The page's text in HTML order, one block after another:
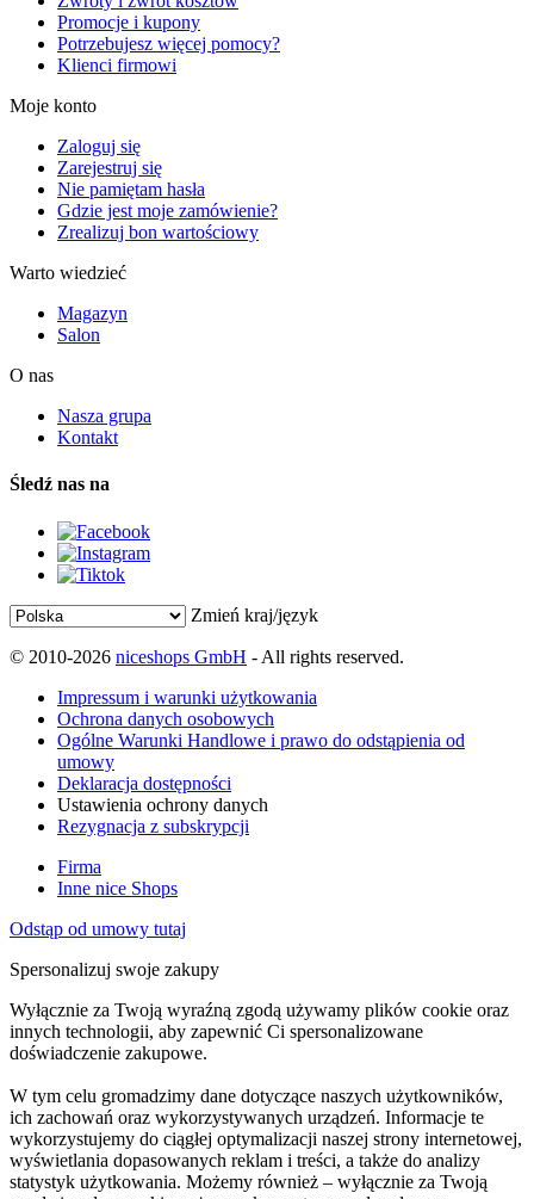
Promocje i kupony
Potrzebujesz więcej pomocy?
Klienci firmowi
Moje konto
Zaloguj się
Zarejestruj się
Nie pamiętam hasła
Gdzie jest moje zamówienie?
Zrealizuj bon wartościowy
Warto wiedzieć
Magazyn
Salon
O nas
Nasza grupa
Kontakt
Śledź nas na
Zmień kraj/język
© 2010-2026 niceshops GmbH - All rights reserved.
Impressum i warunki użytkowania
Ochrona danych osobowych
Ogólne Warunki Handlowe i prawo do odstąpienia od
umowy
Deklaracja dostępności
Ustawienia ochrony danych
Rezygnacja z subskrypcji
Firma
Inne nice Shops
Odstąp od umowy tutaj
Spersonalizuj swoje zakupy
Wyłącznie za Twoją wyraźną zgodą używamy plików cookie oraz
innych technologii, aby zapewnić Ci spersonalizowane
doświadczenie zakupowe.
W tym celu gromadzimy dane dotyczące naszych użytkowników,
ich zachowań oraz wykorzystywanych urządzeń. Informacje te
wykorzystujemy do ciągłej optymalizacji naszej strony internetowej,
wyświetlania dopasowanych reklam i treści, a także do analizy
statystyk użytkowania. Możemy również – wyłącznie za Twoją